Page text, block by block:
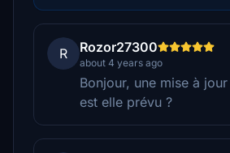
R Rozor27300
about 4 years ago
Bonjour, une mise à
est elle prévu ?